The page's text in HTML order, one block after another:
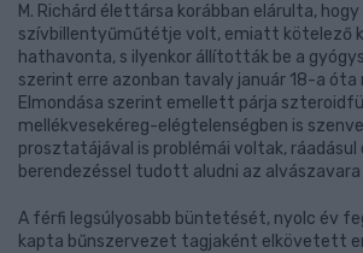
M. Richárd élettársa korábban elárulta,
szívbillentyűműtétje volt, emiatt kötelező
hathavonta, s ilyenkor állították be a
szerint erre azonban tavaly január 18-a óta
Elmondása szerint emellett párja
mellékvesekéreg-elégtelenségben is
prosztatájával is problémái voltak, ráadásul
berendezéssel tudott aludni az
A férfi legsúlyosabb büntetését, nyolc év
kapta bűnszervezet tagjaként elkövetett